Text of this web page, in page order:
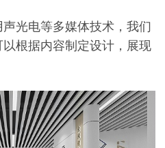
光电等多媒体技术，我们
根据内容制定设计，展现